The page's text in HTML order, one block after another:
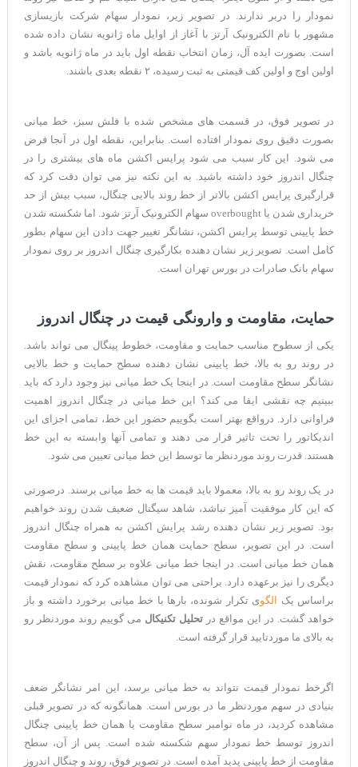
نمودار را دربر ندارند. در تصویر زیر، نمودار سهام شرکت بازیسازی
مشهور با نام الکترونیک آرتز با آغاز از اوایل ماه ژانویه نشان داده شده
است. بصورت ایده آل، زمان انتخاب نقطه اول باید در ماه ژانویه باشد و
اولین اوج و اولین کف قیمتی به ثبت رسیده، ۲ نقطه بعدی باشند.
در تصویر فوق، در قسمت های مشخص شده با فلش سبز، خط میانی
بصورت دقیق روی نمودار افتاده است. بنابراین، نقطه اول در آنجا فرض
می شود. این کار سبب می شود پرایس اکشن ماه های بیشتری را در
چنگال اندروز خود داشته باشید. به این نکته نیز می توان دقت کرد که
قرارگیری پرایس اکشن بالاتر از خط روند بالایی چنگال، سبب بیش از حد
خریداری شدن یا overbought سهام الکترونیک آرتز شود. اما شکسته شدن
خط پایینی توسط پرایس اکشن، نشانگر تغییر جهت دادن این سهام بطور
کامل است. تصویر زیر نشان دهنده بکارگیری چنگال اندروز بر روی نمودار
سهام بانک صادرات در بورس تهران است.
حمایت، مقاومت و وارونگی قیمت در چنگال اندروز
یکی از سطوح مناسب حمایت و مقاومت، خطوط پینگال می تواند باشد.
در روند رو به بالا، خط پایینی نشان دهنده سطح حمایت و خط بالایی
نشانگر سطح مقاومت است. در اینجا یک خط میانی نیز وجود دارد که باید
ببینیم چه نقشی ایفا می کند؟ این خط میانی در چنگال اندروز اهمیت
فراوانی دارد. درواقع بهتر است بگوییم حضور این خط، تمامی اجزای این
اندیکاتور را تحت تاثیر قرار می دهند و تمامی آنها وابسته به این خط
هستند. قدرت روند موردنظر ما توسط این خط میانی تعیین می شود.
در یک روند رو به بالا، معمولا باید قیمت ها به خط میانی برسند. درصورتی
که این کار موفقیت آمیز نباشد، شاهد سیگنال ضعیف شدن روند خواهیم
بود. تصویر زیر نشان دهنده رشد پرایش اکشن به همراه چنگال اندروز
است. در این تصویر، سطح حمایت همان خط پایینی و سطح مقاومت
همان خط میانی است. در اینجا خط میانی علاوه بر سطح مقاومت، نقش
دیگری را نیز برعهده دارد. براحتی می توان مشاهده کرد که نمودار قیمت
براساس یک الگوی تکرار شونده، بارها با خط میانی برخورد داشته و باز
خواهد گشت. در این مواقع در تحلیل تکنیکال می گوییم روند موردنظر رو
به بالای ما موردتایید قرار گرفته است.
اگرخط نمودار قیمت نتواند به خط میانی برسد، این امر نشانگر ضعف
بنیادی در سهم موردنظر ما در بورس است. همانگونه که در تصویر قبلی
مشاهده کردید، در ماه نوامبر سطح مقاومت یا همان خط پایینی چنگال
اندروز توسط خط نمودار سهم شکسته شده است. پس از آن، سطح
مقاومت از خط پایینی پدید آمده است. در تصویر فوق، روند و چنگال اندروز